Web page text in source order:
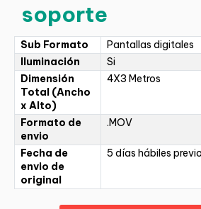
soporte
Sub Formato
Pantallas digitales
Iluminación
Si
Dimensión
Total (Ancho
x Alto)
4X3 Metros
Formato de
envio
.MOV
Fecha de
envio de
original
5 días hábiles